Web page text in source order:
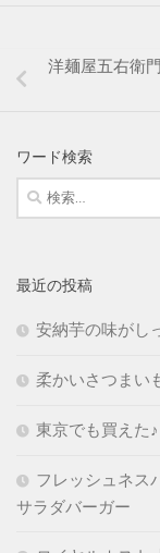
洋麺屋五右衛
ワード検索
検
索:
最近の投稿
安納芋の味がし
柔かいさつまい
東京でも買えた
フレッシュネス
サラダバーガー